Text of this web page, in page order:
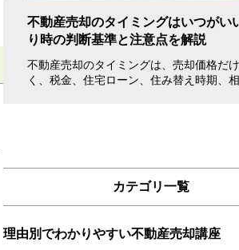
不動産売却のタイミングはいつがい
り時の判断基準と注意点を解説
不動産売却のタイミングは、売却価格だ
く、税金、住宅ローン、住み替え時期、
カテゴリ一覧
理由別でわかりやすい不動産売却講座